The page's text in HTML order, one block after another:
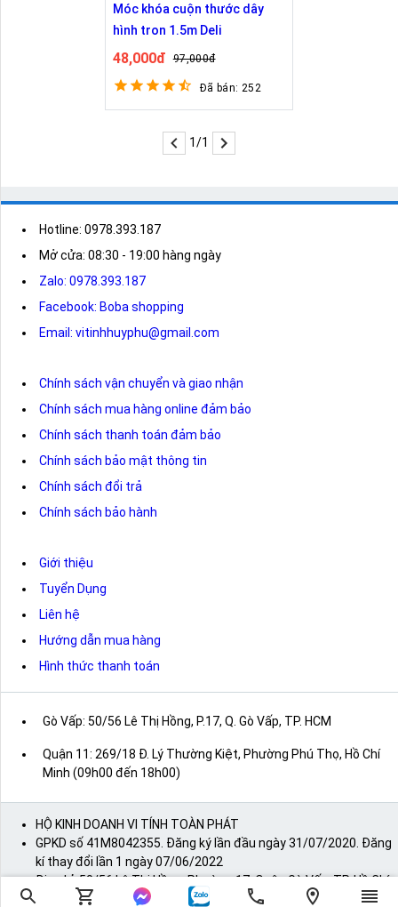
Móc khóa cuộn thước dây
hình tron 1.5m Deli
48,000đ 97,000đ
Đã bán: 252
1/1
Hotline: 0978.393.187
Mở cửa: 08:30 - 19:00 hàng ngày
Zalo: 0978.393.187
Facebook: Boba shopping
Email: vitinhhuyphu@gmail.com
Chính sách vận chuyển và giao nhận
Chính sách mua hàng online đảm bảo
Chính sách thanh toán đảm bảo
Chính sách bảo mật thông tin
Chính sách đổi trả
Chính sách bảo hành
Giới thiệu
Tuyển Dụng
Liên hệ
Hướng dẫn mua hàng
Hình thức thanh toán
Gò Vấp: 50/56 Lê Thị Hồng, P.17, Q. Gò Vấp, TP. HCM
Quận 11: 269/18 Đ. Lý Thường Kiệt, Phường Phú Thọ, Hồ Chí
Minh (09h00 đến 18h00)
HỘ KINH DOANH VI TÍNH TOÀN PHÁT
GPKD số 41M8042355. Đăng ký lần đầu ngày 31/07/2020. Đăng
kí thay đổi lần 1 ngày 07/06/2022
Địa chỉ: 50/56 Lê Thị Hồng, Phường 17, Quận Gò Vấp, TP. Hồ Chí